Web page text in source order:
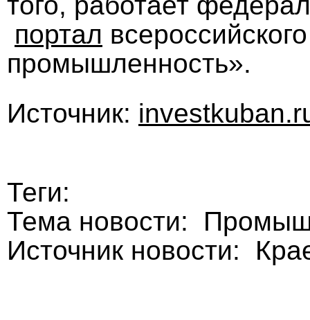
портал
промышленность».
Источник:
Теги:
Тема новости:
Источник новости: